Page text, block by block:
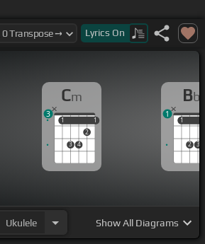
Lyrics On
Cm
1
3 4
2
1
1 1
3
Bb
1
2 3
1
1
Ukulele ShowAll Diagrams